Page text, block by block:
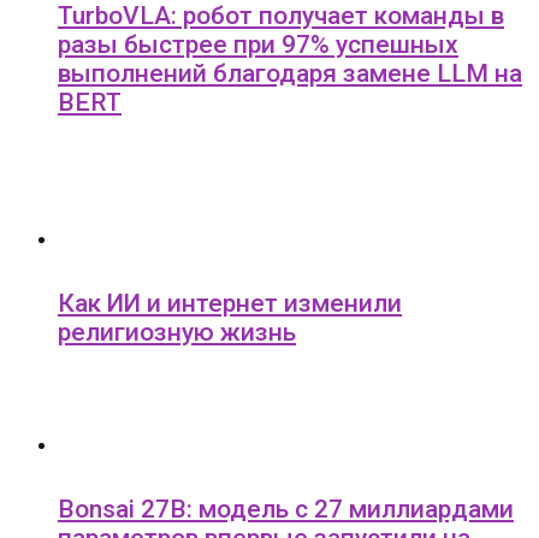
TurboVLA: робот получает команды в
разы быстрее при 97% успешных
выполнений благодаря замене LLM на
BERT
Как ИИ и интернет изменили
религиозную жизнь
Bonsai 27B: модель с 27 миллиардами